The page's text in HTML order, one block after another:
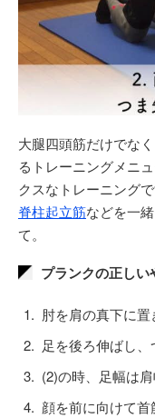
大腿四頭筋だけでな
るトレーニングメニュ
クスなトレーニング
脊柱起立筋などを一
て。
プランクの正しい
肘を肩の真下に
足を後ろ伸ばし
(2)の時、足幅は
顔を前に向けて